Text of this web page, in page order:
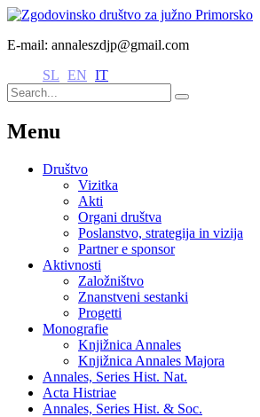
E-mail: annaleszdjp@gmail.com
SL EN IT
Menu
Društvo
Vizitka
Akti
Organi društva
Poslanstvo, strategija in vizija
Partner e sponsor
Aktivnosti
Založništvo
Znanstveni sestanki
Progetti
Monografie
Knjižnica Annales
Knjižnica Annales Majora
Annales, Series Hist. Nat.
Acta Histriae
Annales, Series Hist. & Soc.